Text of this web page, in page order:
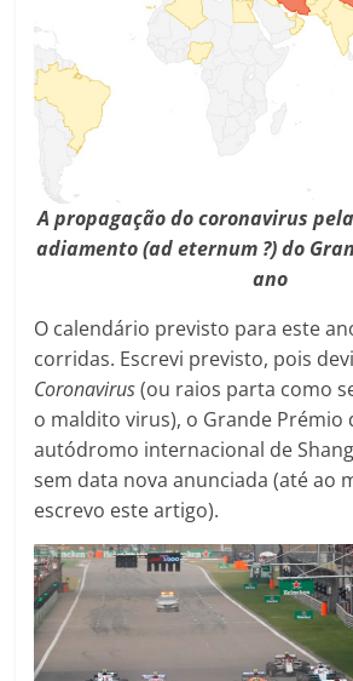
A propagação do coronavirus
adiamento (ad eternum ?) do
ano
O calendário previsto para este
corridas. Escrevi previsto, pois
Coronavirus(ou raios parta como
o maldito virus), o Grande Prémio
autódromo internacional de
sem data nova anunciada (até ao
escrevo este artigo).